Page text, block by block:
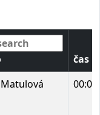
čas